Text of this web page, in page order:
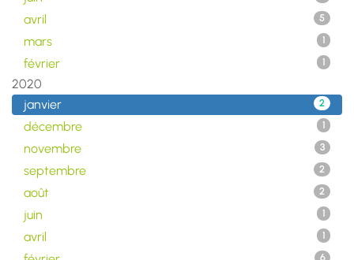
avril 5
mars 1
février 1
2020
janvier
2
décembre 1
novembre 3
septembre 2
août 2
juin 1
avril 1
6